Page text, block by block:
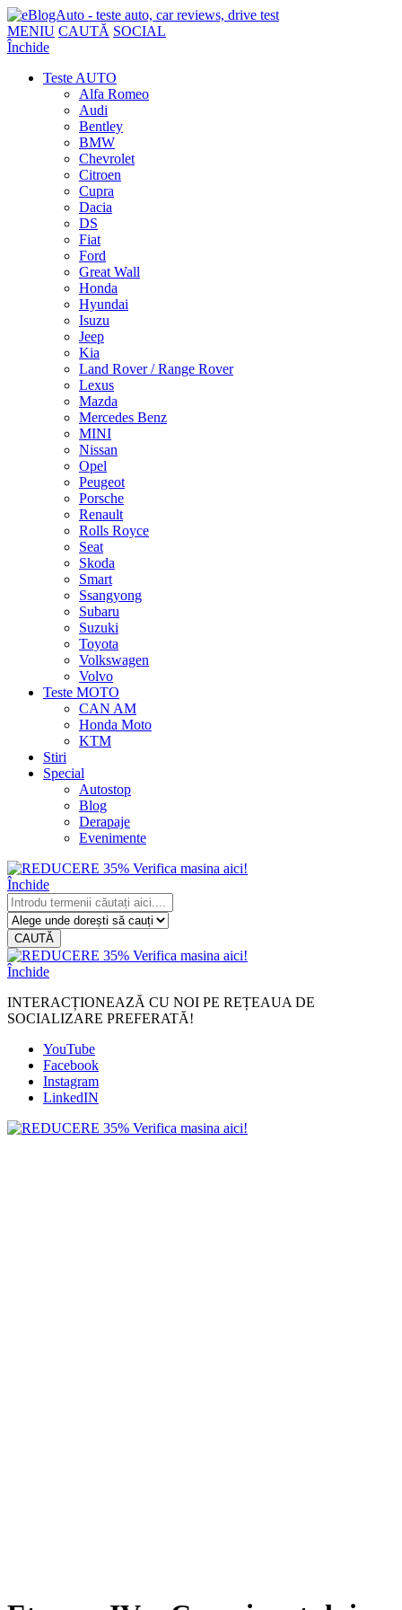
MENIU CAUTĂ SOCIAL
Închide
Teste AUTO
Alfa Romeo
Audi
Bentley
BMW
Chevrolet
Citroen
Cupra
Dacia
DS
Fiat
Ford
Great Wall
Honda
Hyundai
Isuzu
Jeep
Kia
Land Rover / Range Rover
Lexus
Mazda
Mercedes Benz
MINI
Nissan
Opel
Peugeot
Porsche
Renault
Rolls Royce
Seat
Skoda
Smart
Ssangyong
Subaru
Suzuki
Toyota
Volkswagen
Volvo
Teste MOTO
CAN AM
Honda Moto
KTM
Stiri
Special
Autostop
Blog
Derapaje
Evenimente
Închide
CAUTĂ
Închide
INTERACȚIONEAZĂ CU NOI PE REȚEAUA DE
SOCIALIZARE PREFERATĂ!
YouTube
Facebook
Instagram
LinkedIN